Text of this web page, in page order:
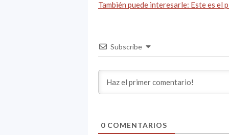
También puede interesarle: Este es el
Subscribe
0 COMENTARIOS